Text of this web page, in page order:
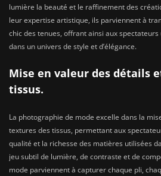
lumière la beauté et le raffinement des
leur expertise artistique, ils parviennent à
chic des tenues, offrant ainsi aux
dans un univers de style et d’élégance.
Mise en valeur des détails
tissus.
La photographie de mode excelle dans la
textures des tissus, permettant aux
qualité et la richesse des matières utilisées
jeu subtil de lumière, de contraste et de
mode parviennent à capturer chaque pli,